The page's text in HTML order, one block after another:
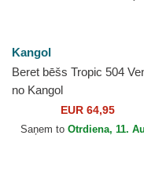
Kangol
Beret bēšs Tropic 504
no Kangol
EUR 64,95
Saņem to Otrdiena, 11.